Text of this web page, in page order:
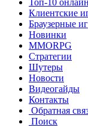
Топ-10
Клиентские
Браузерные
Новинки
MMORPG
Стратегии
Шутеры
Новости
Видеогайды
Контакты
Обратная
Поиск